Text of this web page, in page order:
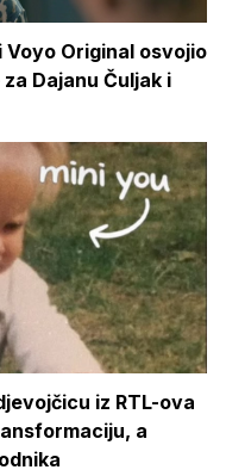
Original osvojio
Dajanu Čuljak i
iz RTL-ova
a